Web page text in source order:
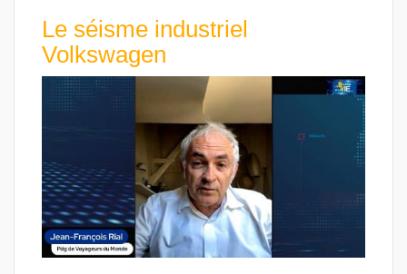
Le séisme industriel
Volkswagen